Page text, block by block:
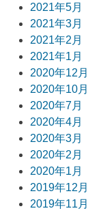
2021年5月
2021年3月
2021年2月
2021年1月
2020年12月
2020年10月
2020年7月
2020年4月
2020年3月
2020年2月
2020年1月
2019年12月
2019年11月